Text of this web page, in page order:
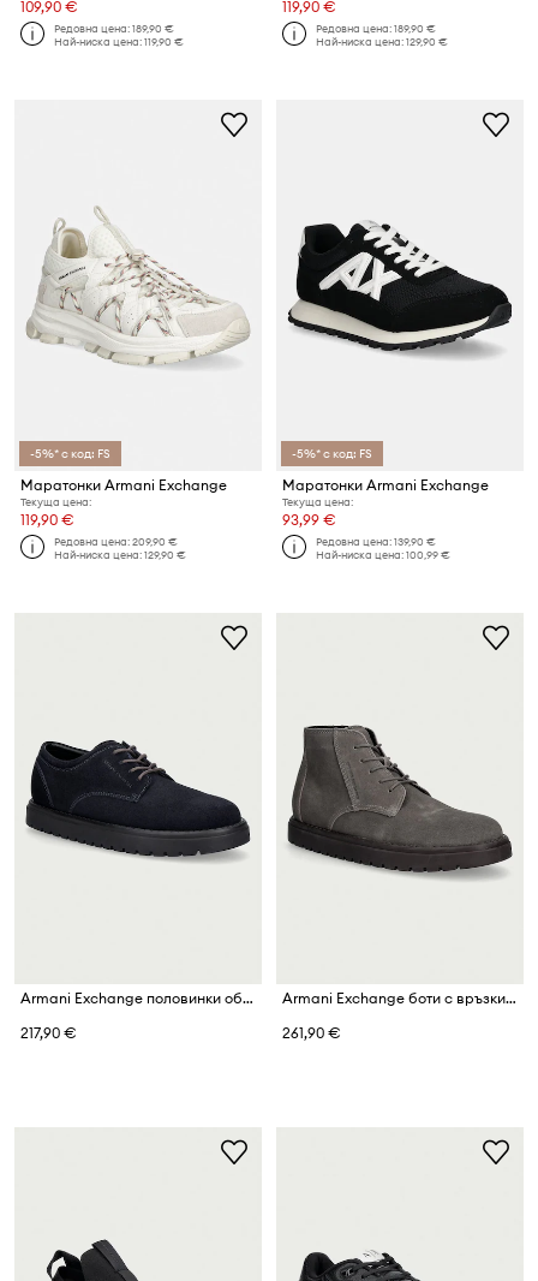
109,90 €
Редовна цена:189,90 €
Най-ниска цена:119,90 €
119,90 €
Редовна цена:189,90 €
Най-ниска цена:129,90 €
-5%* с код: FS
Маратонки Armani Exchange
Текуща цена:
119,90 €
Редовна цена:209,90 €
Най-ниска цена:129,90 €
-5%* с код: FS
Маратонки Armani Exchange
Текуща цена:
93,99 €
Редовна цена:139,90 €
Най-ниска цена:100,99 €
Armani Exchange половинки обувки мъжки от велур
217,90 €
Armani Exchange боти с връзки мъжки от велур
261,90 €